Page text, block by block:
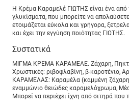
Η Κρέμα Καραμελέ ΓΙΩΤΗΣ είναι ένα από
γλυκίσματα, που μπορείτε να
ετοιμάζεται εύκολα και γρήγορα,
και έχει την εγγύηση ποιότητας ΓΙΩΤΗΣ.
Συστατικά
ΜΙΓΜΑ ΚΡΕΜΑ ΚΑΡΑΜΕΛΕ. Ζάχαρη,
Χρωστικές: ριβοφλαβίνη, β-καροτένιο,
ΚΑΡΑΜΕΛΑΣ: Καραμέλα (καμμένη
εναμμώνιο θειώδες καραμελόχρωμα,
Μπορεί να περιέχει ίχνη από σιτηρά που